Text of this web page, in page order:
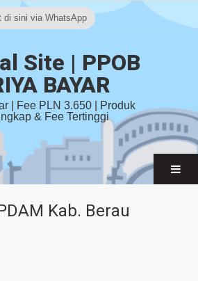
Site | PPOB
BAYAR
| Fee PLN 3.650 | Produk
& Fee Tertinggi
Kab. Berau
di sini via WhatsApp